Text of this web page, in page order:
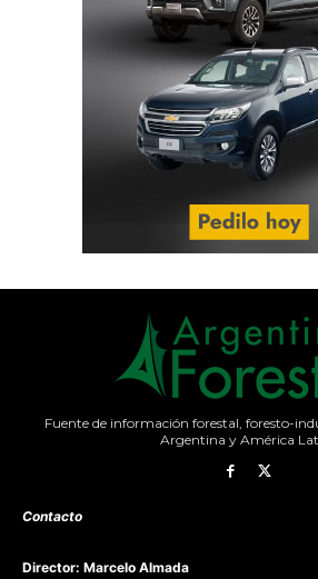
Fuente de información forestal, foresto-
Argentina y América
Contacto
Director: Marcelo Almada